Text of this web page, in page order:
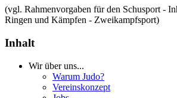
(vgl. Rahmenvorgaben für den Schusport -
Ringen und Kämpfen - Zweikampfsport)
Inhalt
Wir über uns...
Warum Judo?
Vereinskonzept